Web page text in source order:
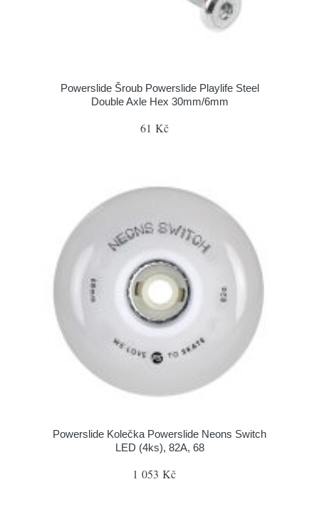
Powerslide Šroub Powerslide Playlife Steel
Double Axle Hex 30mm/6mm
61 Kč
Powerslide Kolečka Powerslide Neons Switch
LED (4ks), 82A, 68
1 053 Kč